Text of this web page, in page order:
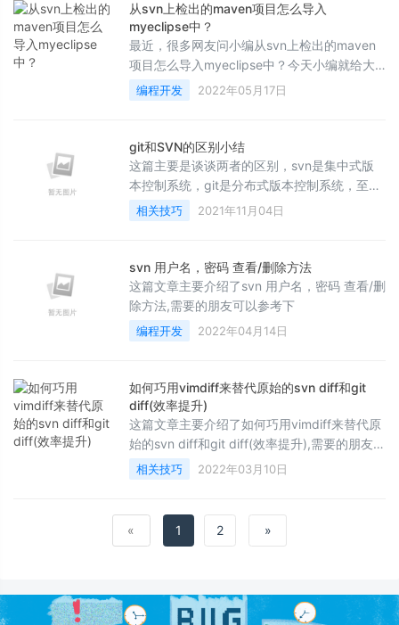
从svn上检出的maven项目怎么导入
myeclipse中？
最近，很多网友问小编从svn上检出的maven
项目怎么导入myeclipse中？今天小编就给大
家详细介绍一下从svn检出的maven项目导入
myeclipse中的方法步骤，需要的朋友欢迎借
编程开发 2022年05月17日
git和SVN的区别小结
这篇主要是谈谈两者的区别，svn是集中式版
本控制系统，git是分布式版本控制系统，至于
谁优谁劣看官自己思考吧，
相关技巧 2021年11月04日
svn 用户名，密码 查看/删除方法
这篇文章主要介绍了svn 用户名，密码 查看/删
除方法,需要的朋友可以参考下
编程开发 2022年04月14日
如何巧用vimdiff来替代原始的svn diff和git
diff(效率提升)
这篇文章主要介绍了如何巧用vimdiff来替代原
始的svn diff和git diff(效率提升),需要的朋友可
以参考下
相关技巧 2022年03月10日
« 1 2 »